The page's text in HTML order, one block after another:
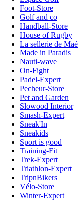
Foot-Store
Golf and co
Handball-Store
House of Rugby
La sellerie de Maé
Made in Paradis
Nauti-wave
On-Fight
Padel-Expert
Pecheur-Store
Pet and Garden
Slowood Interior
Smash-Expert
Sneak'In
Sneakids
Sport is good
Training-Fit
Trek-Expert
Triathlon-Expert
TripnBikers
Vélo-Store
Winter-Expert